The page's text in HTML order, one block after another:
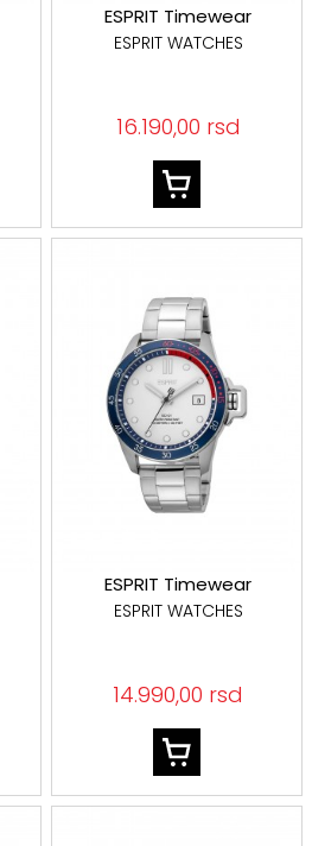
ESPRIT Timewear
ESPRIT WATCHES
16.190,00 rsd
ESPRIT Timewear
ESPRIT WATCHES
14.990,00 rsd